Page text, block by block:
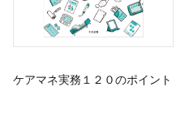
ケアマネ実務１２０のポイント